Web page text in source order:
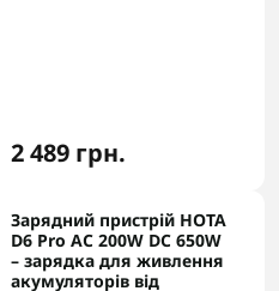
2 489 грн.
Зарядний пристрій HOTA
D6 Pro AC 200W DC 650W
– зарядка для живлення
акумуляторів від